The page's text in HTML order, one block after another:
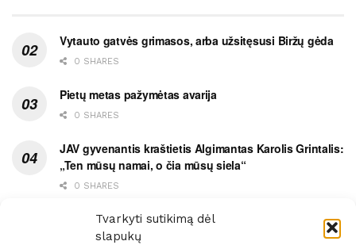
Tvarkyti sutikimą dėl
slapukų
Vytauto gatvės grimasos, arba užsitęsusi Biržų gėda
0 SHARES
Pietų metas pažymėtas avarija
0 SHARES
JAV gyvenantis kraštietis Algimantas Karolis Grintalis:
„Ten mūsų namai, o čia mūsų siela“
0 SHARES
Ypatingas dviejų medikių likimo ryšys
0 SHARES